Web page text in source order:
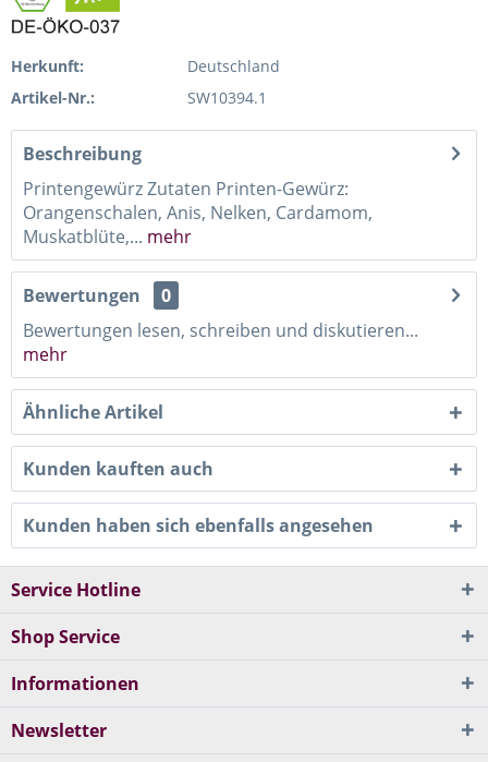
Herkunft:
Deutschland
Artikel-Nr.:
SW10394.1
Beschreibung
Printengewürz Zutaten Printen-Gewürz:
Orangenschalen, Anis, Nelken, Cardamom,
Muskatblüte,... mehr
Bewertungen
0
Bewertungen lesen, schreiben und diskutieren...
mehr
Ähnliche Artikel
Kunden kauften auch
Kunden haben sich ebenfalls angesehen
Service Hotline
Shop Service
Informationen
Newsletter